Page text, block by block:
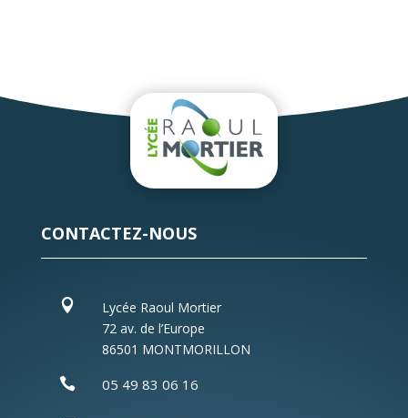
CONTACTEZ-NOUS

Lycée Raoul Mortier
72 av. de l’Europe
86501 MONTMORILLON
 05 49 83 06 16